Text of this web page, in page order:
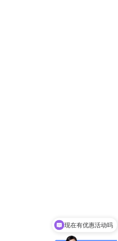
现在有优惠活动吗